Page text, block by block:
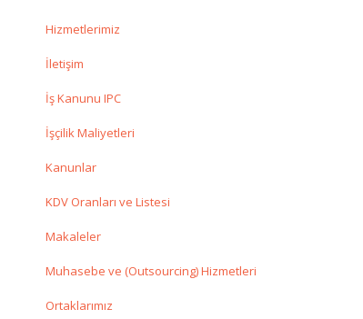
Hizmetlerimiz
İletişim
İş Kanunu IPC
İşçilik Maliyetleri
Kanunlar
KDV Oranları ve Listesi
Makaleler
Muhasebe ve (Outsourcing) Hizmetleri
Ortaklarımız